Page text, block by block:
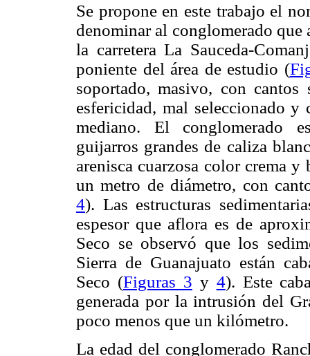
Se propone en este trabajo el
denominar al conglomerado
la carretera La Sauceda-
poniente del área de estudio (
soportado, masivo, con cantos
esfericidad, mal seleccionado
mediano. El conglomerado
guijarros grandes de caliza
arenisca cuarzosa color crema
un metro de diámetro, con
4). Las estructuras
espesor que aflora es de
Seco se observó que los
Sierra de Guanajuato están
Seco (Figuras 3 y 4). Este
generada por la intrusión del
poco menos que un kilómetro.
La edad del conglomerado